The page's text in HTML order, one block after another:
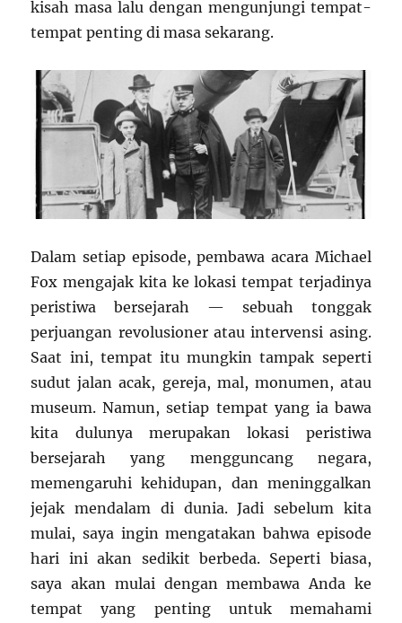
kisah masa lalu dengan mengunjungi tempat-
tempat penting di masa sekarang.
Dalam setiap episode, pembawa acara Michael
Fox mengajak kita ke lokasi tempat terjadinya
peristiwa bersejarah — sebuah tonggak
perjuangan revolusioner atau intervensi asing.
Saat ini, tempat itu mungkin tampak seperti
sudut jalan acak, gereja, mal, monumen, atau
museum. Namun, setiap tempat yang ia bawa
kita dulunya merupakan lokasi peristiwa
bersejarah yang mengguncang negara,
memengaruhi kehidupan, dan meninggalkan
jejak mendalam di dunia. Jadi sebelum kita
mulai, saya ingin mengatakan bahwa episode
hari ini akan sedikit berbeda. Seperti biasa,
saya akan mulai dengan membawa Anda ke
tempat yang penting untuk memahami